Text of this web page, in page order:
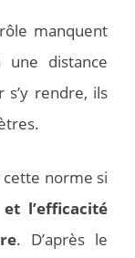
manquent
une distance
s’y rendre, ils
cette norme si
l’efficacité
. D’après le